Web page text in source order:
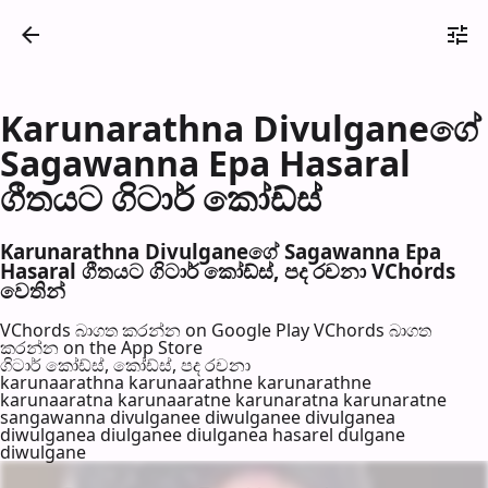
Karunarathna Divulganeගේ
Sagawanna Epa Hasaral
ගීතයට ගිටාර් කෝඩ්ස්
Karunarathna Divulganeගේ Sagawanna Epa
Hasaral ගීතයට ගිටාර් කෝඩ්ස්, පද රච​නා VChords
වෙති​න්
VChords බාගත කරන්න on Google PlayVChords බාගත
කරන්න on the App Store
ගිටාර් කෝඩ්ස්, කෝඩ්ස්, පද රච​නා
karunaarathna karunaarathne karunarathne
karunaaratna karunaaratne karunaratna karunaratne
sangawanna divulganee diwulganee divulganea
diwulganea diulganee diulganea hasarel dulgane
diwulgane